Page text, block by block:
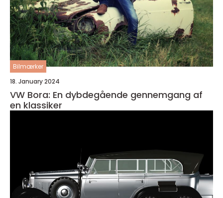
Bilmærker
18. January 2024
VW Bora: En dybdegående gennemgang af
en klassiker